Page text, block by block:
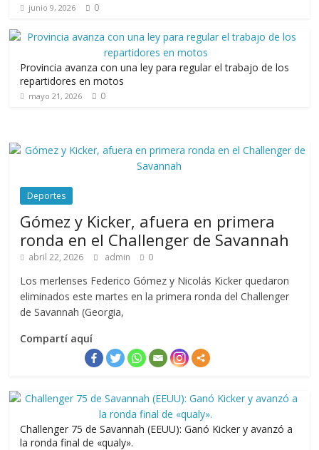
junio 9, 2026 0
Provincia avanza con una ley para regular el trabajo de los
repartidores en motos
mayo 21, 2026 0
Deportes
Gómez y Kicker, afuera en primera
ronda en el Challenger de Savannah
abril 22, 2026 admin 0
Los merlenses Federico Gómez y Nicolás Kicker quedaron
eliminados este martes en la primera ronda del Challenger
de Savannah (Georgia,
Compartí aquí
Challenger 75 de Savannah (EEUU): Ganó Kicker y avanzó a
la ronda final de «qualy».